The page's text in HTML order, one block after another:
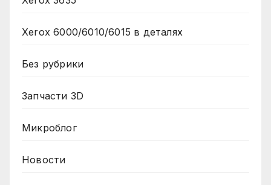
Xerox 6000/6010/6015 в деталях
Без рубрики
Запчасти 3D
Микроблог
Новости